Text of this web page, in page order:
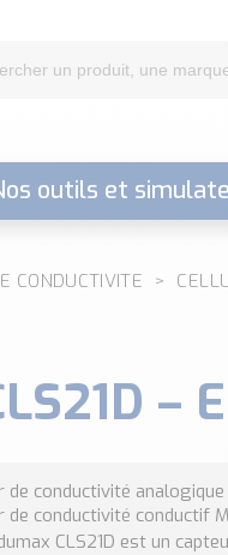
outils et
CONDUCTIVITE
–
de conductivité analogique
de conductivité conductif
CLS21D est un